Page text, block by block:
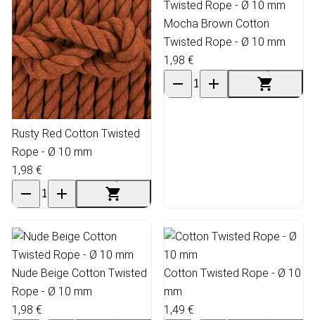
Rusty Red Cotton Twisted
Rope - Ø 10 mm
1,98 €
Mocha Brown Cotton
Twisted Rope - Ø 10 mm
1,98 €
Nude Beige Cotton Twisted
Rope - Ø 10 mm
1,98 €
Cotton Twisted Rope - Ø 10
mm
1,49 €